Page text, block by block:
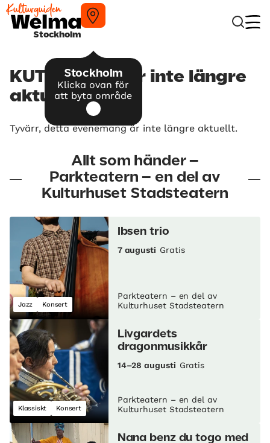
Stockholm
Stockholm
Klicka ovan för
att byta område
KUTT MUTT – är inte längre
aktuellt
Tyvärr, detta evenemang är inte längre aktuellt.
Allt som händer –
Parkteatern – en del av
Kulturhuset Stadsteatern
Jazz Konsert
Ibsen trio
7 augusti Gratis
Parkteatern – en del av
Kulturhuset Stadsteatern
Klassiskt Konsert
Livgardets
dragonmusikkår
14–28 augusti Gratis
Parkteatern – en del av
Kulturhuset Stadsteatern
Nana benz du togo med